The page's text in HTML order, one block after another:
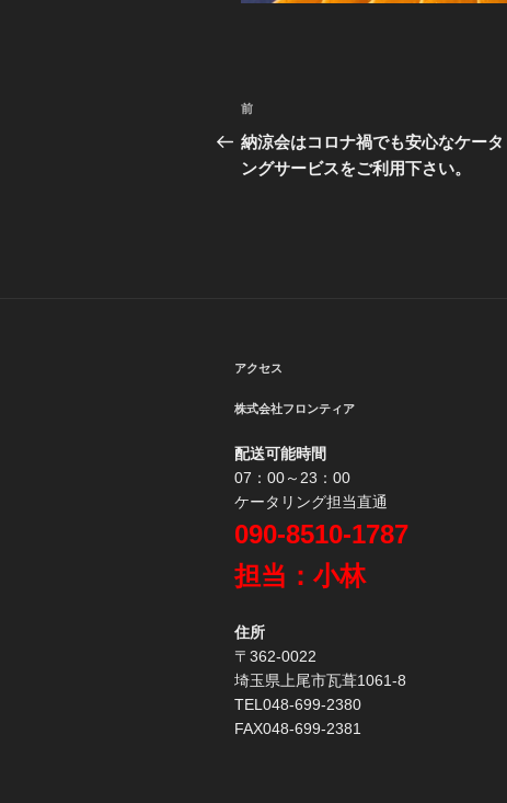
投
稿
ナ
ョ
ン
前
の
投
前
納涼会はコロナ禍でも安心なケータ
ングサービスをご利用下さい。
アクセス
株式会社フロンティア
配送可能時間
07：00～23：00
ケータリング担当直通
090-8510-1787
担当：小林
住所
〒362-0022
埼玉県上尾市瓦葺1061-8
TEL048-699-2380
FAX048-699-2381